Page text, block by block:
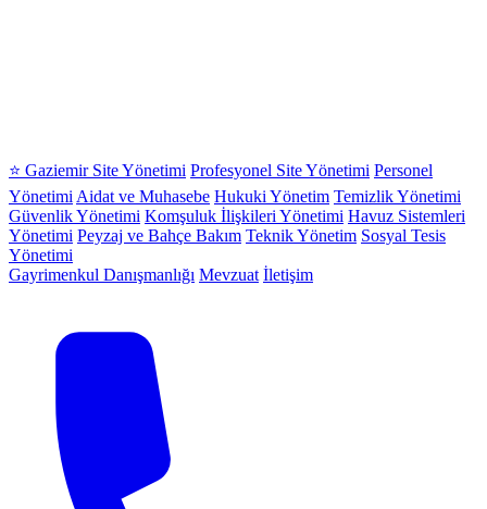
⭐ Gaziemir Site Yönetimi Profesyonel Site Yönetimi Personel
Yönetimi Aidat ve Muhasebe Hukuki Yönetim Temizlik Yönetimi
Güvenlik Yönetimi Komşuluk İlişkileri Yönetimi Havuz Sistemleri
Yönetimi Peyzaj ve Bahçe Bakım Teknik Yönetim Sosyal Tesis
Yönetimi
Gayrimenkul Danışmanlığı Mevzuat İletişim